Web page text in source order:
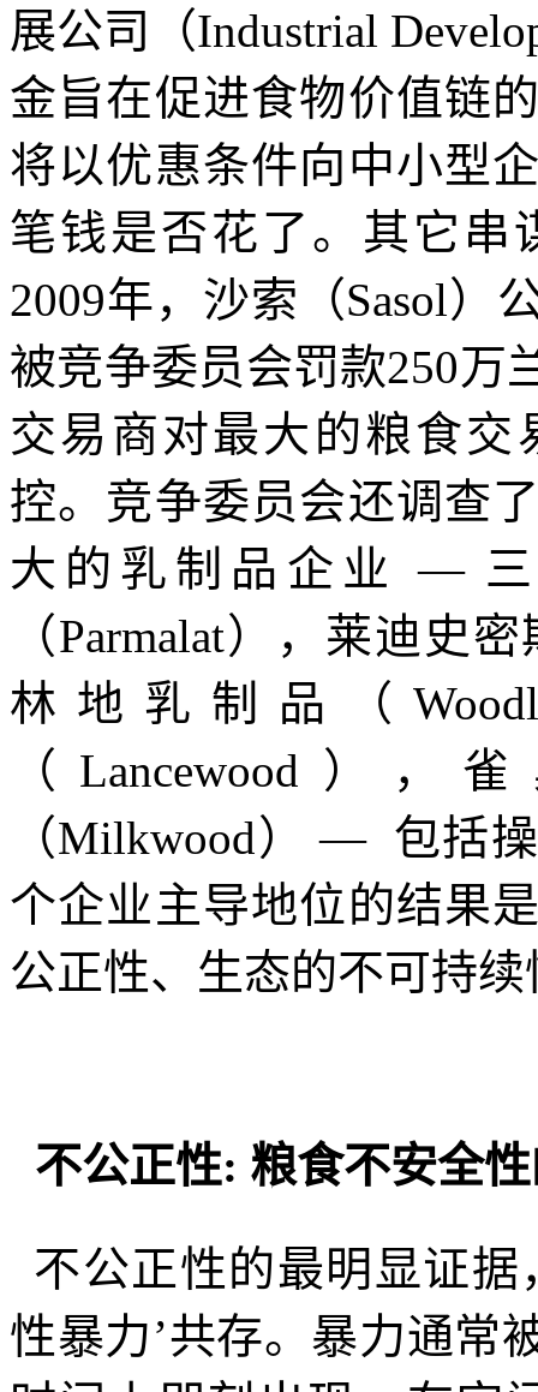
展公司（Industrial
金旨在促进食物价值链
将以优惠条件向中小型
笔钱是否花了。其它串
2009年，沙索（Sasol）
被竞争委员会罚款250万
交易商对最大的粮食交
控。竞争委员会还调查
大的乳制品企业
—
（Parmalat），莱迪史密
林地乳制品（
（ Lancewood ），
（Milkwood） — 包括
个企业主导地位的结果
公正性、生态的不可持
不公正性: 粮食不安全性
不公正性的最明显证据
性暴力’共存。暴力通常